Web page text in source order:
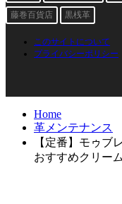
藤巻百貨店 黒桟革
このサイトについて
プライバシーポリシー
Home
革メンテナンス
【定番】モゥブ
おすすめクリー